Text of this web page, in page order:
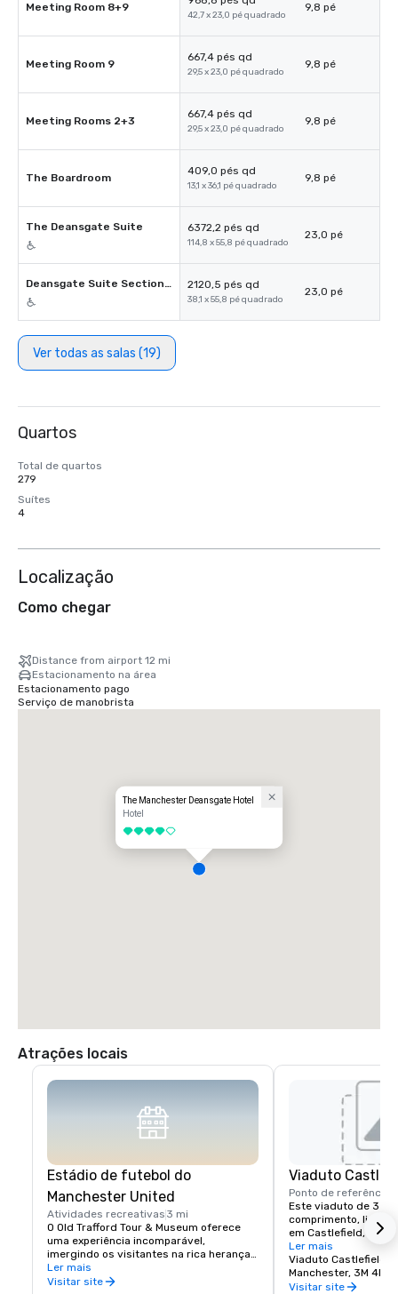
Meeting Room 8+9
42,7 x 23,0 pé quadrado
9,8 pé
Meeting Room 9
667,4 pés qd
29,5 x 23,0 pé quadrado
9,8 pé
Meeting Rooms 2+3
667,4 pés qd
29,5 x 23,0 pé quadrado
9,8 pé
The Boardroom
409,0 pés qd
13,1 x 36,1 pé quadrado
9,8 pé
The Deansgate Suite 6372,2 pés qd
114,8 x 55,8 pé quadrado
23,0 pé
Deansgate Suite Section 3 2120,5 pés qd
38,1 x 55,8 pé quadrado
23,0 pé
Ver todas as salas (19)
Quartos
Total de quartos
279
Suítes
4
Localização
Como chegar
Distance from airport 12 mi
Estacionamento na área
Estacionamento pago
Serviço de manobrista
The Manchester Deansgate Hotel
Hotel
4 de 5
Atrações locais
Estádio de futebol do
Manchester United
Atividades recreativas 3 mi
O Old Trafford Tour & Museum oferece
uma experiência incomparável,
imergindo os visitantes na rica herança,
nos momentos queridos e nas
conquistas extraordinárias que
Ler mais
Visitar site
Viaduto
Ponto de referência
Este viaduto de 330
comprimento,
em Castlefield, a
Manchester,
história. Construído
e Froude, os
trabalharam na
Ler mais
Viaduto Castlefield,
Manchester, 3M 4KG
Visitar site